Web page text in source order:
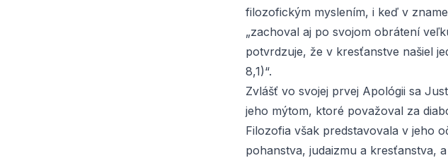
filozofickým myslením, i keď v
„zachoval aj po svojom obrátení
potvrdzuje, že v kresťanstve našiel
8,1)“.
Zvlášť vo svojej prvej Apológii sa
jeho mýtom, ktoré považoval za
Filozofia však predstavovala v jeho
pohanstva, judaizmu a kresťanstva,